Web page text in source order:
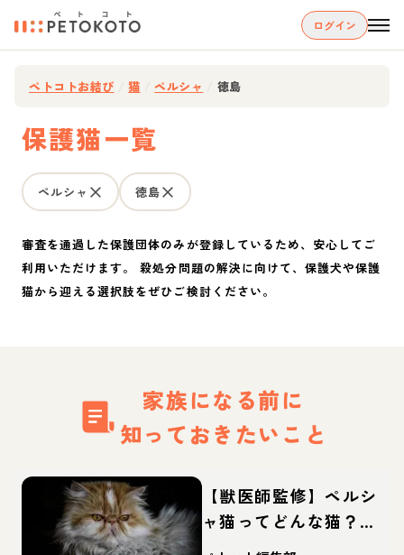
ログイン
ペトコトお結び 猫 ペルシャ 徳島
保護猫一覧
ペルシャ 徳島
審査を通過した保護団体のみが登録しているため、安心してご
利用いただけます。 殺処分問題の解決に向けて、保護犬や保護
猫から迎える選択肢をぜひご検討ください。
家族になる前に
知っておきたいこと
【獣医師監修】ペルシ
ャ猫ってどんな猫？性
格・体重・寿命の特